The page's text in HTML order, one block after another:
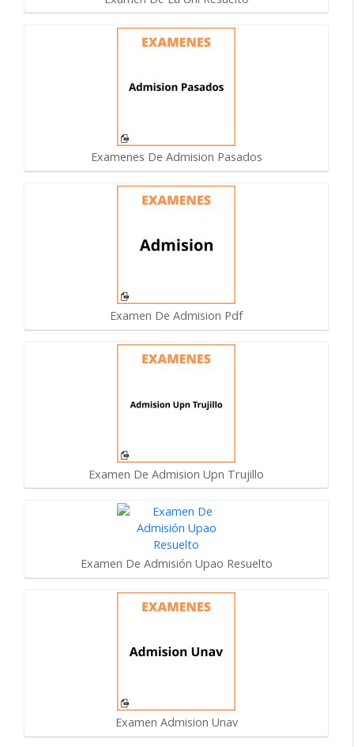
Examenes De Admision Pasados
Examen De Admision Pdf
Examen De Admision Upn Trujillo
Examen De Admisión Upao Resuelto
Examen Admision Unav